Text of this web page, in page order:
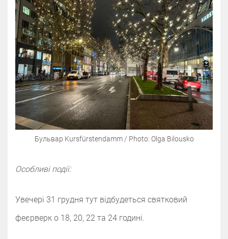
Бульвар Kursfürstendamm / Photo: Olga Bilousko
Особливі події:
Увечері 31 грудня тут відбудеться святковий
феєрверк о 18, 20, 22 та 24 годині.